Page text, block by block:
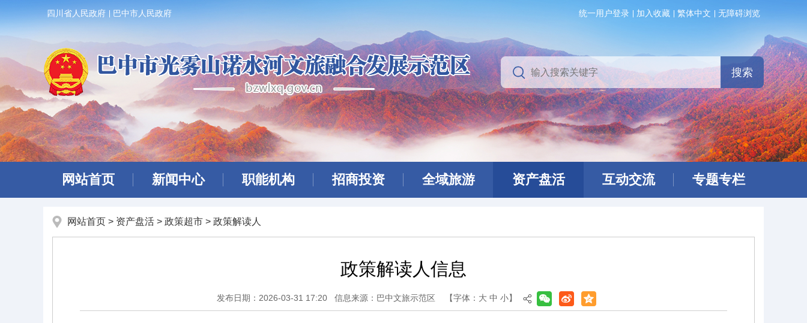
四川省人民政府 巴中市人民政府 统一用户登录 加入收藏 繁体中文 无障碍浏览
网站首页 新闻中心 职能机构 招商投资 全域旅游 资产盘活 互动交流 专题专栏
网站首页 > 资产盘活 > 政策超市 > 政策解读人
政策解读人信息
发布日期：2026-03-31 17:20 信息来源：巴中文旅示范区 【字体： 大 中 小】